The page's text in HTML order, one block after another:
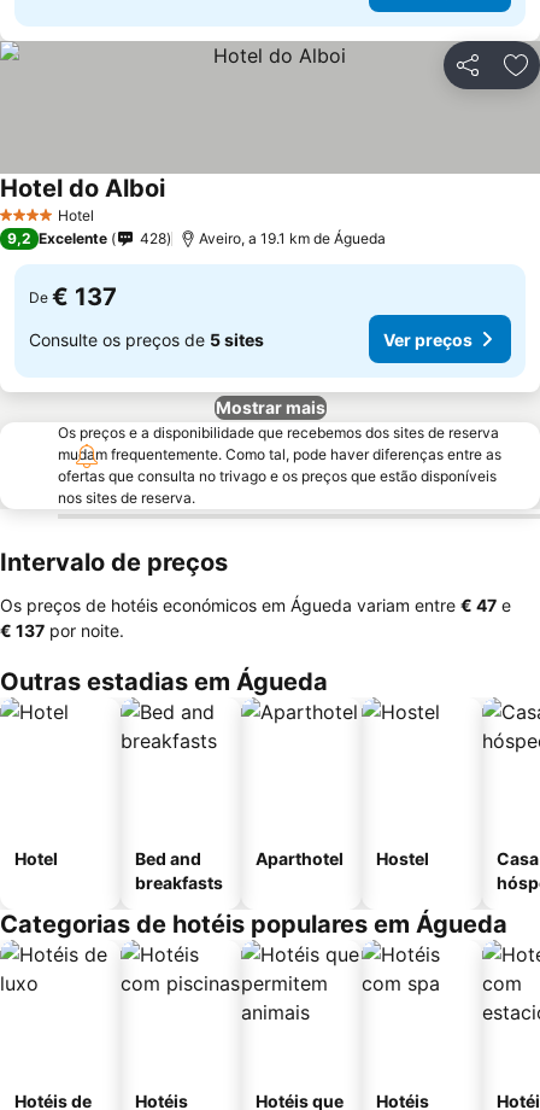
Partilhar
4 EstrelasHotel
Hotel do Alboi
9,2 Excelente 428 Aveiro, a 19.1 km de Águeda
De € 137
Consulte os preços de 5 sites Ver preços
Mostrar mais
Os preços e a disponibilidade que recebemos dos sites de reserva
mudam frequentemente. Como tal, pode haver diferenças entre as
ofertas que consulta no trivago e os preços que estão disponíveis
nos sites de reserva.
Intervalo de preços
Os preços de hotéis económicos em Águeda variam entre ‎€ 47 e
‎€ 137 por noite.
Outras estadias em Águeda
Hotel
Bed and
breakfasts
Aparthotel Hostel
Categorias de hotéis populares em Águeda
Hotéis de
Hotéis
Hotéis que
Hotéis